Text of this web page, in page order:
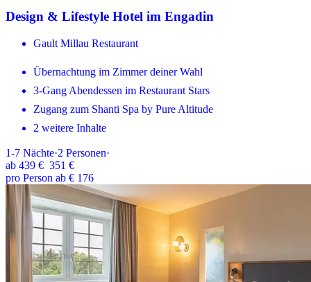
Design & Lifestyle Hotel im Engadin
Gault Millau Restaurant
Übernachtung im Zimmer deiner Wahl
3-Gang Abendessen im Restaurant Stars
Zugang zum Shanti Spa by Pure Altitude
2 weitere Inhalte
1-7 Nächte·2 Personen·
ab 439 € 351 €
pro Person ab € 176